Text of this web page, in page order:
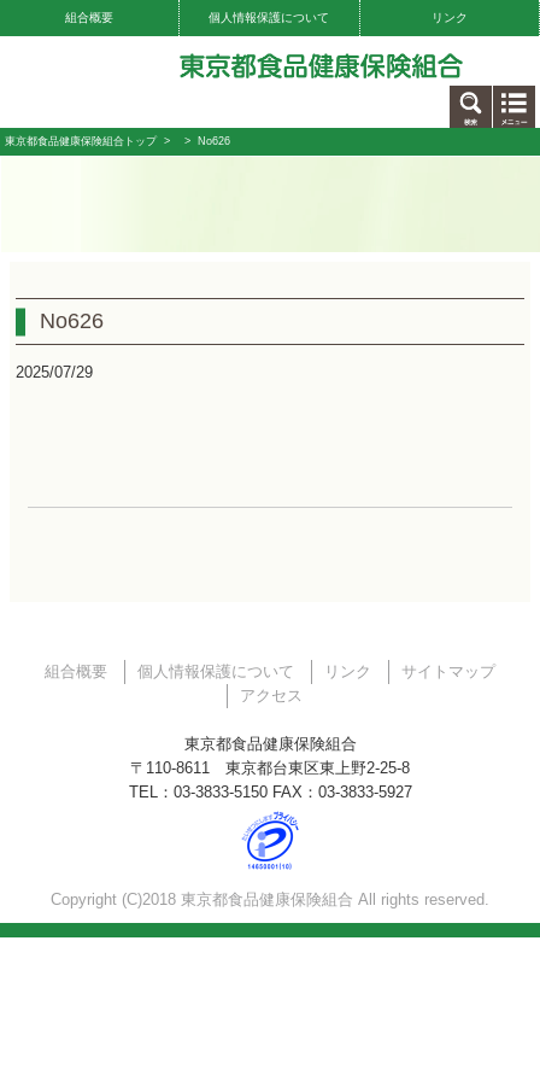
組合概要 個人情報保護について リンク
東京都食品健康保険組合トップ> > No626
No626
2025/07/29
組合概要 個人情報保護について リンク
サイトマップ
アクセス
東京都食品健康保険組合
〒110-8611 東京都台東区東上野2-25-8
TEL：03-3833-5150 FAX：03-3833-5927
Copyright (C)2018 東京都食品健康保険組合 All rights reserved.